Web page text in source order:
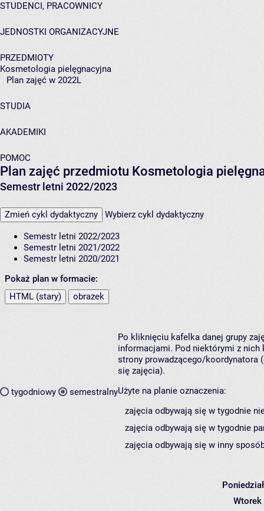
STUDENCI, PRACOWNICY
JEDNOSTKI ORGANIZACYJNE
PRZEDMIOTY
Kosmetologia pielęgnacyjna
Plan zajęć w 2022L
STUDIA
AKADEMIKI
POMOC
Plan zajęć przedmiotu Kosmetologia
Semestr letni 2022/2023
Zmień cykl dydaktyczny Wybierz cykl dydaktyczny
Semestr letni 2022/2023
Semestr letni 2021/2022
Semestr letni 2020/2021
Pokaż plan w formacie:
HTML (stary)
obrazek
tygodniowy semestralny
Po kliknięciu kafelka danej grupy
informacjami. Pod niektórymi z nich
strony prowadzącego/koordynatora
się zajęcia).
Użyte na planie oznaczenia:
zajęcia odbywają się w tygodnie
zajęcia odbywają się w tygodnie
zajęcia odbywają się w inny
Wtorek